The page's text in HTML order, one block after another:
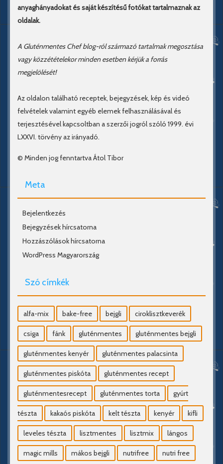
anyaghányadokat és saját készítésű fotókat tartalmaznak az
oldalak.
A Gluténmentes Chef blog-ról származó tartalmak megosztása
vagy közzétételekor minden esetben kérjük a forrás
megjelölését!
Az oldalon található receptek, bejegyzések, kép és videó
felvételek valamint egyéb elemek felhasználásával és
terjesztésével kapcsoltban a szerzői jogról szóló 1999. évi
LXXVI. törvény az irányadó.
© Minden jog fenntartva Átol Tibor
Meta
Bejelentkezés
Bejegyzések hírcsatorna
Hozzászólások hírcsatorna
WordPress Magyarország
Szó címkék
alfa-mix bake-free bejgli ciroklisztkeverék
csiga fánk gluténmentes gluténmentes bejgli
gluténmentes kenyér gluténmentes palacsinta
gluténmentes piskóta gluténmentes recept
gluténmentesrecept gluténmentes torta gyúrt
tészta kakaós piskóta kelt tészta kenyér kifli
leveles tészta lisztmentes lisztmix lángos
magic mills mákos bejgli nutrifree nutri free